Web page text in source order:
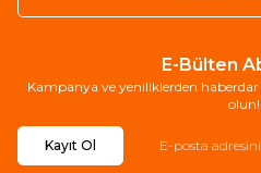
E-Bülten
Kampanya ve yeniliklerden
olun!
Kayıt Ol